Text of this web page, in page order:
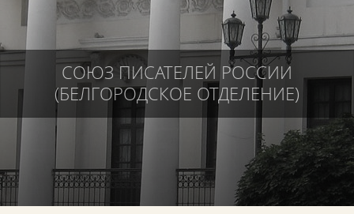
СОЮЗ ПИСАТЕЛЕЙ РОССИИ
(БЕЛГОРОДСКОЕ ОТДЕЛЕНИЕ)